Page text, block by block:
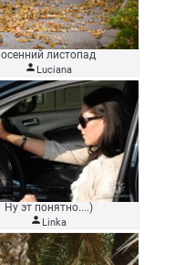
осенний листопад
 Luciana
Ну эт понятно....)
 Linka